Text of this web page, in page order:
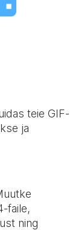
teie GIF-
ja
faile,
ning